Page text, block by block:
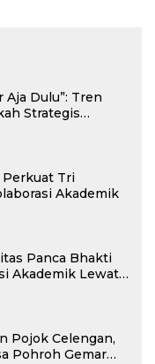
Aja Dulu”: Tren
Strategis
Perkuat Tri
Akademik
Panca Bhakti
Akademik Lewat
Pojok Celengan,
Pohroh Gemar